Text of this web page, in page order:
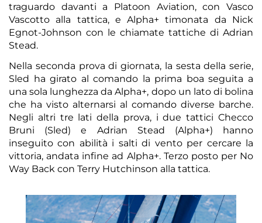
traguardo davanti a Platoon Aviation, con Vasco
Vascotto alla tattica, e Alpha+ timonata da Nick
Egnot-Johnson con le chiamate tattiche di Adrian
Stead.
Nella seconda prova di giornata, la sesta della serie,
Sled ha girato al comando la prima boa seguita a
una sola lunghezza da Alpha+, dopo un lato di bolina
che ha visto alternarsi al comando diverse barche.
Negli altri tre lati della prova, i due tattici Checco
Bruni (Sled) e Adrian Stead (Alpha+) hanno
inseguito con abilità i salti di vento per cercare la
vittoria, andata infine ad Alpha+. Terzo posto per No
Way Back con Terry Hutchinson alla tattica.